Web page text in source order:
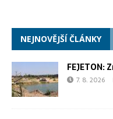
NEJNOVĚJŠÍ ČLÁNKY
7. 8. 2026